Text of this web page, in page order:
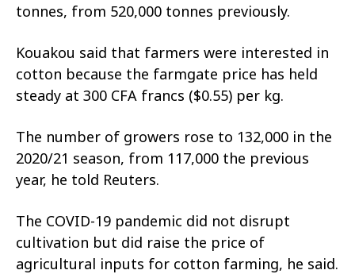
tonnes, from 520,000 tonnes previously.
Kouakou said that farmers were interested in
cotton because the farmgate price has held
steady at 300 CFA francs ($0.55) per kg.
The number of growers rose to 132,000 in the
2020/21 season, from 117,000 the previous
year, he told Reuters.
The COVID-19 pandemic did not disrupt
cultivation but did raise the price of
agricultural inputs for cotton farming, he said.